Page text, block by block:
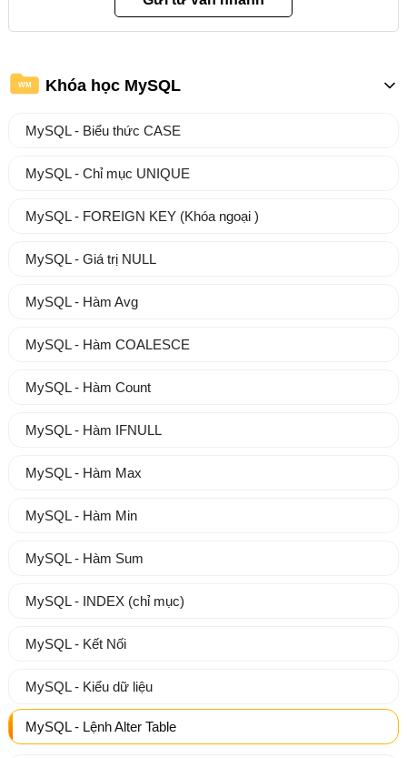
WM Khóa học MySQL
MySQL - Biểu thức CASE
MySQL - Chỉ mục UNIQUE
MySQL - FOREIGN KEY (Khóa ngoại )
MySQL - Giá trị NULL
MySQL - Hàm Avg
MySQL - Hàm COALESCE
MySQL - Hàm Count
MySQL - Hàm IFNULL
MySQL - Hàm Max
MySQL - Hàm Min
MySQL - Hàm Sum
MySQL - INDEX (chỉ mục)
MySQL - Kết Nối
MySQL - Kiểu dữ liệu
MySQL - Lệnh Alter Table